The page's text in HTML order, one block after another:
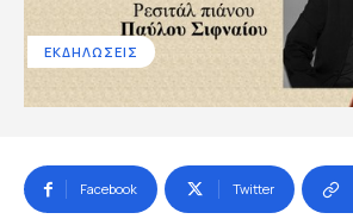
ΕΚΔΗΛΩΣΕΙΣ
Facebook Twitter